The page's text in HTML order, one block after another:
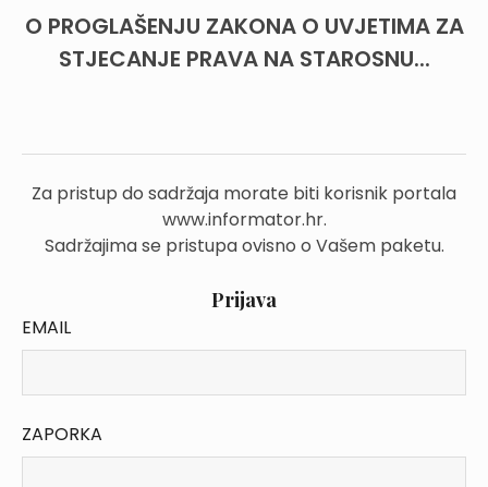
O PROGLAŠENJU ZAKONA O UVJETIMA ZA
STJECANJE PRAVA NA STAROSNU...
Za pristup do sadržaja morate biti korisnik portala
www.informator.hr.
Sadržajima se pristupa ovisno o Vašem paketu.
Prijava
EMAIL
ZAPORKA